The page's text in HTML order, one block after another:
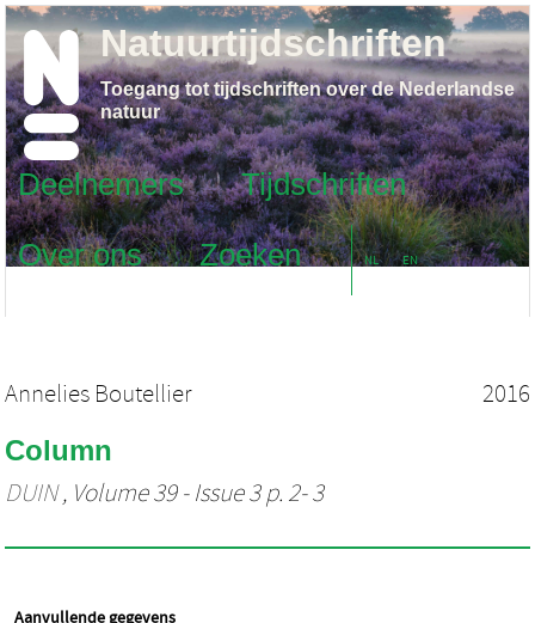
Deelnemers
Tijdschriften
Over ons
Zoeken NL EN
Natuurtijdschriften
Toegang tot tijdschriften over de Nederlandse
natuur
Annelies Boutellier 2016
Column
DUIN, Volume 39 - Issue 3 p. 2- 3
Aanvullende gegevens